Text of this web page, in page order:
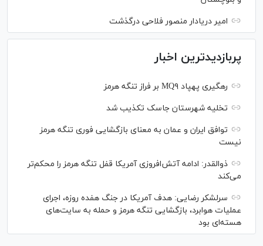
امیر دریادار منصور فلاحی درگذشت
پربازدیدترین اخبار
رهگیری پهپاد MQ۹ بر فراز تنگه هرمز
تخلیه شهرستان جاسک تکذیب شد
توافق ایران و عمان به معنای بازگشایی فوری تنگه هرمز
نیست
ذوالقدر: ادامه آتش‌افروزی آمریکا قفل تنگه هرمز را محکم‌تر
می‌کند
سرلشکر رضایی: هدف آمریکا در جنگ هفده روزه، اجرای
عملیات هوابرد، بازگشایی تنگه هرمز و حمله به سایت‌های
هسته‌ای بود